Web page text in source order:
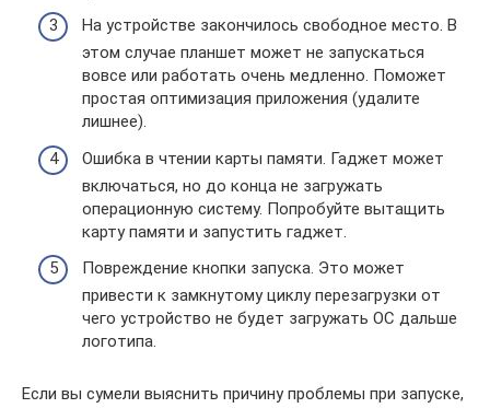
На устройстве закончилось свободное место. В
этом случае планшет может не запускаться
вовсе или работать очень медленно. Поможет
простая оптимизация приложения (удалите
лишнее).
Ошибка в чтении карты памяти. Гаджет может
включаться, но до конца не загружать
операционную систему. Попробуйте вытащить
карту памяти и запустить гаджет.
Повреждение кнопки запуска. Это может
привести к замкнутому циклу перезагрузки от
чего устройство не будет загружать ОС дальше
логотипа.
Если вы сумели выяснить причину проблемы при запуске,